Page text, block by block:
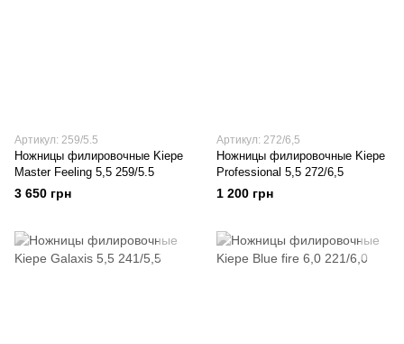
Артикул: 259/5.5
Ножницы филировочные Kiepe
Master Feeling 5,5 259/5.5
3 650 грн
Артикул: 272/6,5
Ножницы филировочные Kiepe
Professional 5,5 272/6,5
1 200 грн